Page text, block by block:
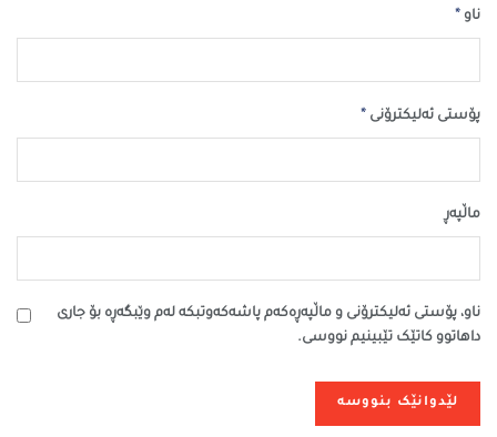
ناو *
پۆستی ئەلیکترۆنی *
ماڵپه‌ڕ
ناو، پۆستی ئەلیکترۆنی و ماڵپەڕەکەم پاشەکەوتبکە لەم وێبگەڕە بۆ جاری
داهاتوو کاتێک تێبینیم نووسی.